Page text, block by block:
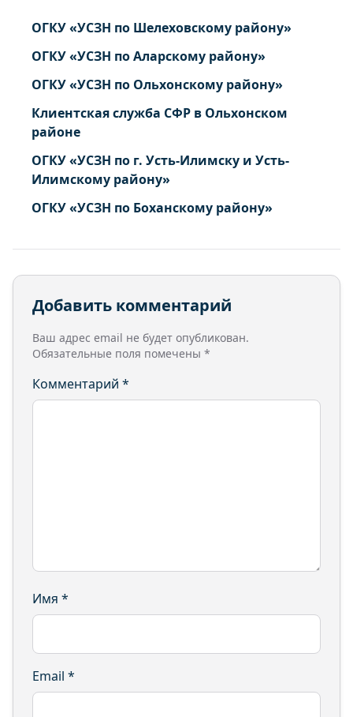
ОГКУ «УСЗН по Шелеховскому району»
ОГКУ «УСЗН по Аларскому району»
ОГКУ «УСЗН по Ольхонскому району»
Клиентская служба СФР в Ольхонском
районе
ОГКУ «УСЗН по г. Усть-Илимску и Усть-
Илимскому району»
ОГКУ «УСЗН по Боханскому району»
Добавить комментарий
Ваш адрес email не будет опубликован.
Обязательные поля помечены *
Комментарий *
Имя *
Email *